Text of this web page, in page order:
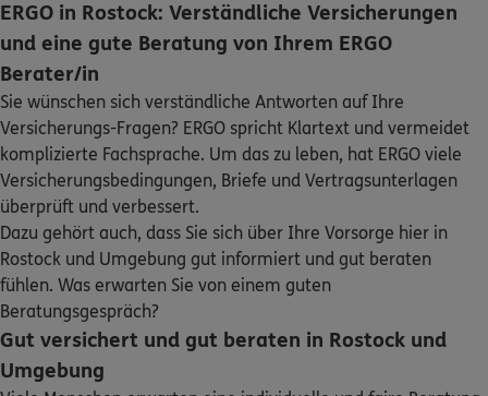
Schaden oder Leistungsfall melden
Bequem online oder telefonisch
Rechnung einreichen
Kontakt
Meine Versicherungen
Jerzy Sobolewski
Homepage besuchen
ERGO
Andre Kreft
Ulrich-von-Hutten-Str. 33 ,18069 Rostock(1.3 km)
Homepage besuchen
ERGO
Sven Pelz
Ulrich-von-Hutten-Str. 33 18069
Homepage besuchen
Tom Schröder
ERGO in Rostock: Verständliche Versicherungen
und eine gute Beratung von Ihrem ERGO
Berater/in
Sie wünschen sich verständliche Antworten auf Ihre
Versicherungs-Fragen? ERGO spricht Klartext und vermeidet
komplizierte Fachsprache. Um das zu leben, hat ERGO viele
Versicherungsbedingungen, Briefe und Vertragsunterlagen
überprüft und verbessert.
Dazu gehört auch, dass Sie sich über Ihre Vorsorge hier in
Rostock und Umgebung gut informiert und gut beraten
fühlen. Was erwarten Sie von einem guten
Beratungsgespräch?
Gut versichert und gut beraten in Rostock und
Umgebung